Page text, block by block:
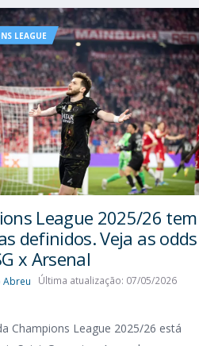
LEAGUE
League 2025/26 tem
definidos. Veja as odds
x Arsenal
Abreu Última atualização: 07/05/2026
Champions League 2025/26 está